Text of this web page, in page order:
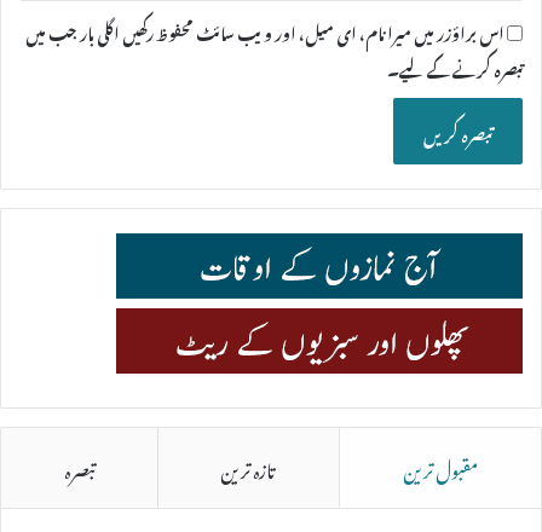
اس براؤزر میں میرا نام، ای میل، اور ویب سائٹ محفوظ رکھیں اگلی بار جب میں
تبصرہ کرنے کےلیے۔
مقبول ترین تازہ ترین تبصرہ